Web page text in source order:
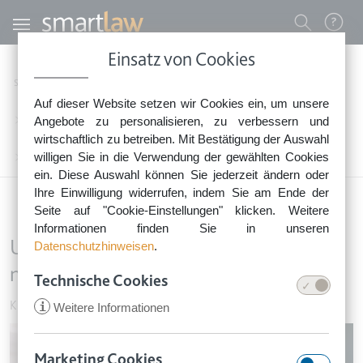
Einsatz von Cookies
Auf dieser Website setzen wir Cookies ein, um unsere
Angebote zu personalisieren, zu verbessern und
wirtschaftlich zu betreiben. Mit Bestätigung der Auswahl
willigen Sie in die Verwendung der gewählten Cookies
ein. Diese Auswahl können Sie jederzeit ändern oder
Ihre Einwilligung widerrufen, indem Sie am Ende der
Seite auf "Cookie-Einstellungen" klicken. Weitere
Informationen finden Sie in unseren
Datenschutzhinweisen.
Technische Cookies
i Weitere Informationen
Direkt zum Inhalt
0800 - 268 4 268 (kostenfrei)
Sie erreichen unser Service-Team:
Montag bis Freitag: 8-18 Uhr
Keine Rechtsberatung.
Benutzermenü
Startseite
Kündigung, Aufhebung & Arbeitszeugnis
Unterschrift unterm Arbeitszeugnis: nicht krakelig, nicht diagonal
Unterschrift unterm Arbeitszeugnis:
nicht krakelig, nicht diagonal
Kündigung, Aufhebung & Arbeitszeugnis
Image